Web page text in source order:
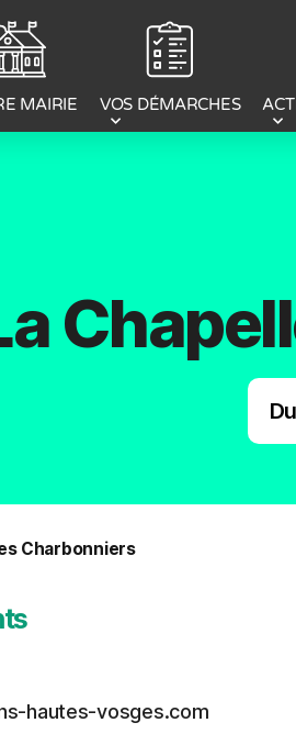
MAIRIE VOS DÉMARCHES
Du
Charbonniers
hautes-vosges.com